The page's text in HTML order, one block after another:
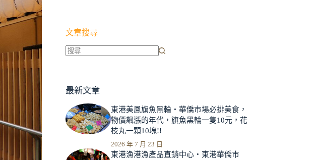
文章搜尋
到
合
條
最新文章
東港美鳳旗魚黑輪‧華僑市場必排美食，
物價飆漲的年代，旗魚黑輪一隻10元，花
枝丸一顆10塊!!
2026 年 7 月 23 日
東港漁港漁產品直銷中心‧東港華僑市